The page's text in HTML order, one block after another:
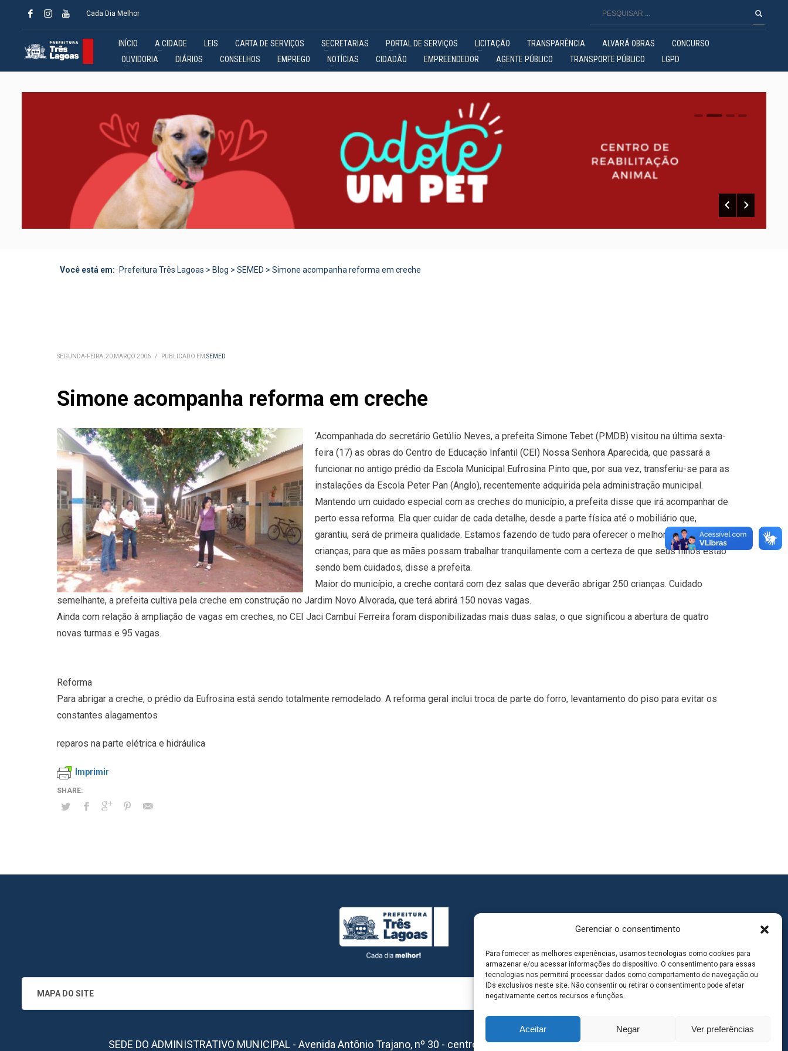
Gerenciar o consentimento
Para fornecer as melhores experiências, usamos tecnologias como cookies para
armazenar e/ou acessar informações do dispositivo. O consentimento para essas
tecnologias nos permitirá processar dados como comportamento de navegação ou
IDs exclusivos neste site. Não consentir ou retirar o consentimento pode afetar
negativamente certos recursos e funções.
Aceitar Negar Ver preferências
Cada Dia Melhor
INÍCIO A CIDADE LEIS CARTA DE SERVIÇOS SECRETARIAS PORTAL DE SERVIÇOS LICITAÇÃO TRANSPARÊNCIA ALVARÁ OBRAS
CONCURSO
OUVIDORIA
DIÁRIOS CONSELHOS EMPREGO NOTÍCIAS CIDADÃO EMPREENDEDOR AGENTE PÚBLICO TRANSPORTE PÚBLICO LGPD
0 1 2
Você está em: Prefeitura Três Lagoas > Blog > SEMED > Simone acompanha reforma em creche
SEGUNDA-FEIRA, 20 MARÇO 2006 / PUBLICADO EM SEMED
Simone acompanha reforma em creche
‘Acompanhada do secretário Getúlio Neves, a prefeita Simone Tebet (PMDB) visitou na última sexta-
feira (17) as obras do Centro de Educação Infantil (CEI) Nossa Senhora Aparecida, que passará a
funcionar no antigo prédio da Escola Municipal Eufrosina Pinto que, por sua vez, transferiu-se para as
instalações da Escola Peter Pan (Anglo), recentemente adquirida pela administração municipal.
Mantendo um cuidado especial com as creches do município, a prefeita disse que irá acompanhar de
perto essa reforma. Ela quer cuidar de cada detalhe, desde a parte física até o mobiliário que,
garantiu, será de primeira qualidade. Estamos fazendo de tudo para oferecer o melhor às nossas
crianças, para que as mães possam trabalhar tranquilamente com a certeza de que seus filhos estão
sendo bem cuidados, disse a prefeita.
Maior do município, a creche contará com dez salas que deverão abrigar 250 crianças. Cuidado
semelhante, a prefeita cultiva pela creche em construção no Jardim Novo Alvorada, que terá abrirá 150 novas vagas.
Ainda com relação à ampliação de vagas em creches, no CEI Jaci Cambuí Ferreira foram disponibilizadas mais duas salas, o que significou a abertura de quatro
novas turmas e 95 vagas.
Reforma
Para abrigar a creche, o prédio da Eufrosina está sendo totalmente remodelado. A reforma geral inclui troca de parte do forro, levantamento do piso para evitar os
constantes alagamentos
reparos na parte elétrica e hidráulica
Imprimir
MAPA DO SITE
SEDE DO ADMINISTRATIVO MUNICIPAL - Avenida Antônio Trajano, nº 30 - centro - Três Lagoas MS | Contato: 67 98139-3237